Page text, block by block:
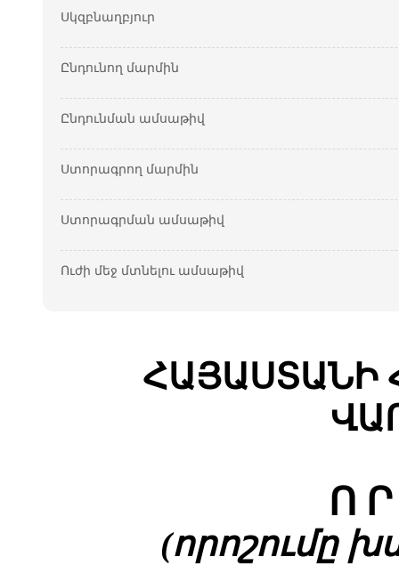
Սկզբնաղբյուր
Ընդունող մարմին
Ընդունման ամսաթիվ
Ստորագրող մարմին
Ստորագրման ամսաթիվ
Ուժի մեջ մտնելու ամսաթիվ
ՀԱՅԱՍՏԱՆԻ
Ո
(որոշումը